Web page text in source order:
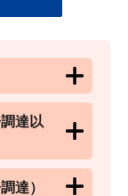
達以
達）